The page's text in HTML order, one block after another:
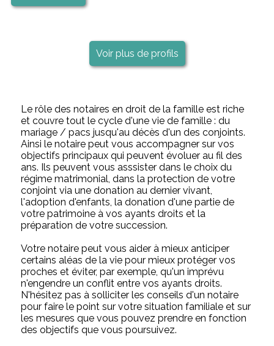
Voir plus de profils
Le rôle des notaires en droit de la famille est riche
et couvre tout le cycle d'une vie de famille : du
mariage / pacs jusqu'au décès d'un des conjoints.
Ainsi le notaire peut vous accompagner sur vos
objectifs principaux qui peuvent évoluer au fil des
ans. Ils peuvent vous asssister dans le choix du
régime matrimonial, dans la protection de votre
conjoint via une donation au dernier vivant,
l'adoption d'enfants, la donation d'une partie de
votre patrimoine à vos ayants droits et la
préparation de votre succession.
Votre notaire peut vous aider à mieux anticiper
certains aléas de la vie pour mieux protéger vos
proches et éviter, par exemple, qu'un imprévu
n'engendre un conflit entre vos ayants droits.
N'hésitez pas à solliciter les conseils d'un notaire
pour faire le point sur votre situation familiale et sur
les mesures que vous pouvez prendre en fonction
des objectifs que vous poursuivez.